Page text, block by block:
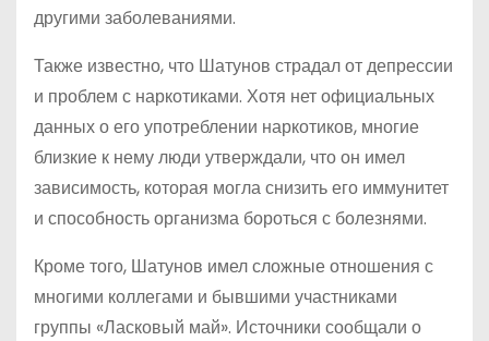
другими заболеваниями.
Также известно, что Шатунов страдал от депрессии
и проблем с наркотиками. Хотя нет официальных
данных о его употреблении наркотиков, многие
близкие к нему люди утверждали, что он имел
зависимость, которая могла снизить его иммунитет
и способность организма бороться с болезнями.
Кроме того, Шатунов имел сложные отношения с
многими коллегами и бывшими участниками
группы «Ласковый май». Источники сообщали о